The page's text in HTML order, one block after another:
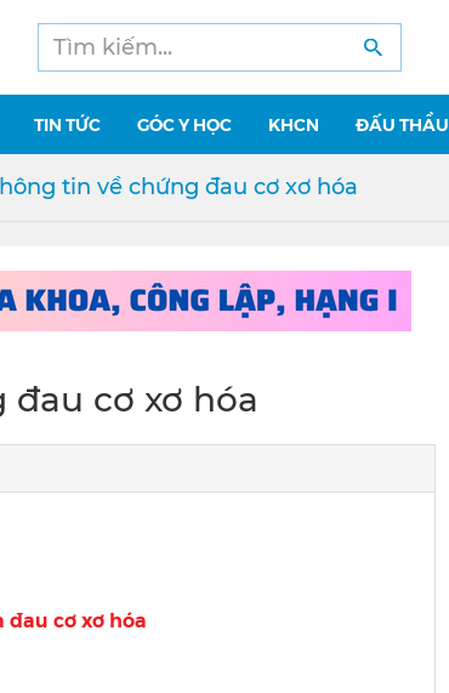
TIN TỨC GÓC Y HỌC KHCN ĐẤU THẦU
tin về chứng đau cơ xơ hóa
cơ xơ hóa
cơ xơ hóa